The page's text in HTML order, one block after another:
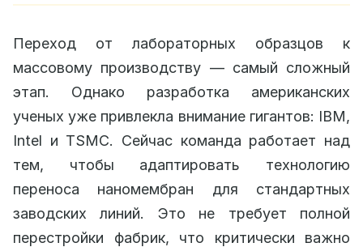
Переход от лабораторных образцов к
массовому производству — самый сложный
этап. Однако разработка американских
ученых уже привлекла внимание гигантов: IBM,
Intel и TSMC. Сейчас команда работает над
тем, чтобы адаптировать технологию
переноса наномембран для стандартных
заводских линий. Это не требует полной
перестройки фабрик, что критически важно